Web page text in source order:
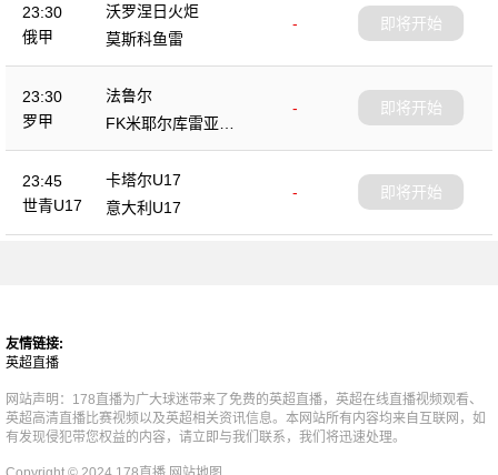
23:30
俄甲
沃罗涅日火炬
-
莫斯科鱼雷
即将开始
23:30
罗甲
法鲁尔
-
FK米耶尔库雷亚丘
克
即将开始
23:45
世青U17
卡塔尔U17
-
意大利U17
即将开始
友情链接:
英超直播
网站声明：178直播为广大球迷带来了免费的英超直播，英超在线直播视频观看、
英超高清直播比赛视频以及英超相关资讯信息。本网站所有内容均来自互联网，如
有发现侵犯带您权益的内容，请立即与我们联系，我们将迅速处理。